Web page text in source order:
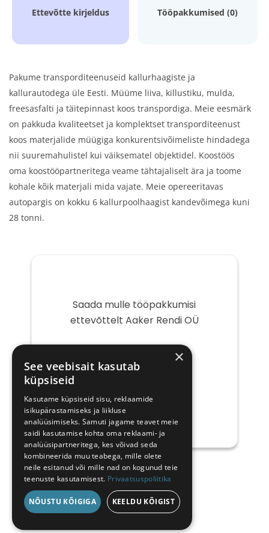
Ettevõtte kirjeldus Tööpakkumised (0)
Pakume transporditeenuseid kallurhaagiste ja
kallurautodega üle Eesti. Müüme liiva, killustiku, mulda,
freesasfalti ja täitepinnast koos transpordiga. Meie eesmärk
on pakkuda kvaliteetset ja komplektset transporditeenust
koos materjalide müügiga konkurentsivõimeliste hindadega
nii suuremahulistel kui väiksematel objektidel. Koostöös
oma koostööpartneritega veame tähtajaliselt ära ja toome
kohale kõik materjali mida vajate. Meie opereeritavas
autopargis on kokku 6 kallurpoolhaagist kandevõimega kuni
28 tonni.
Saada mulle tööpakkumisi
ettevõttelt Aaker Rendi OÜ
post
×
See veebisait kasutab
küpsiseid
Kasutame küpsiseid sisu, reklaamide
isikupärastamiseks ja liikluse
analüüsimiseks. Samuti jagame teavet meie
saidi kasutamise kohta oma reklaami- ja
analüüsipartneritega, kes võivad seda
kombineerida muu teabega, mille olete
neile esitanud või mille nad on kogunud teie
teenuste kasutamisest. Privaatsuspoliitika
NÕUSTU KÕIGIGA KEELDU KÕIGIST